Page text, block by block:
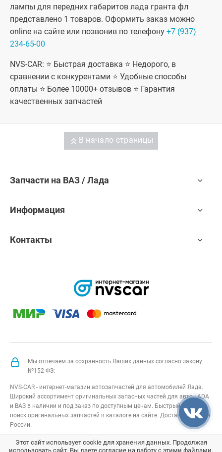
лампы для передних габаритов лада гранта фл
представлено 1 товаров. Оформить заказ можно
online на сайте или позвонив по телефону +7 (937)
234-65-00
NVS-CAR: ⭐ Быстрая доставка ⭐ Недорого, в
сравнении с конкурентами ⭐ Удобные способы
оплаты ⭐ Более 10000+ отзывов ⭐ Гарантия
качественных запчастей
В начало страницы
Запчасти на ВАЗ / Лада
Информация
Контакты
Мы отвечаем за сохранность Ваших данных согласно закону
№152-ФЗ:
NVS-CAR - интернет-магазин автозапчастей для автомобилей Лада.
Широкий ассортимент оригинальных запасных частей для авто LADA
и ВАЗ в наличии и под заказ по доступным ценам. Быстрый подбор и
поиск оригинальных запчастей в каталоге на сайте. Доставка по всей
России.
NVS-CAR© 2014 –2026Все права защищеныкарта сайта;
Этот сайт использует cookie для хранения данных. Продолжая
использовать сайт, Вы даете согласие на работу с этими файлами.